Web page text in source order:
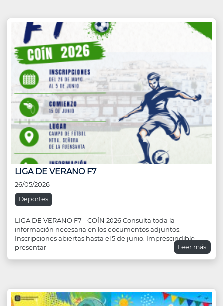
LIGA DE VERANO F7
26/05/2026
Deportes
LIGA DE VERANO F7 - COÍN 2026 Consulta toda la
información necesaria en los documentos adjuntos.
Inscripciones abiertas hasta el 5 de junio. Imprescindible
presentar
Leer más